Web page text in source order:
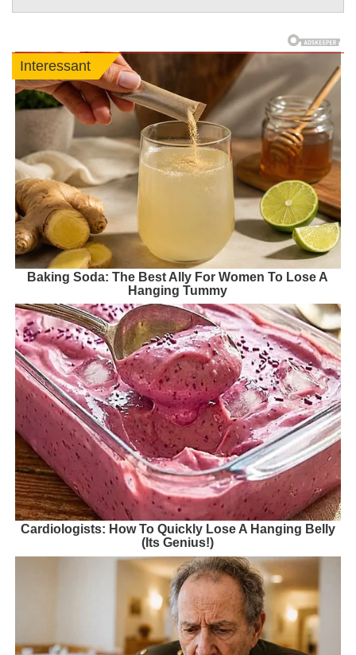
Interessant
Baking Soda: The Best Ally For Women To Lose A
Hanging Tummy
Cardiologists: How To Quickly Lose A Hanging Belly
(Its Genius!)